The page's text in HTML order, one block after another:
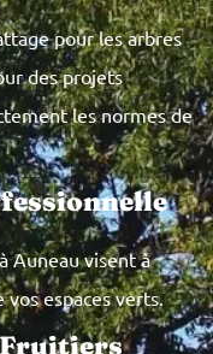
pour les arbres
des projets
les normes de
Auneau visent à
espaces verts.
Fruitiers